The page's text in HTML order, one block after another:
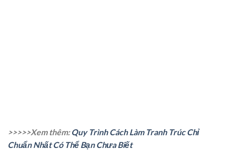
>>>>>Xem thêm:Quy Trình Cách Làm Tranh Trúc Chỉ
Chuẩn Nhất Có Thể Bạn Chưa Biết